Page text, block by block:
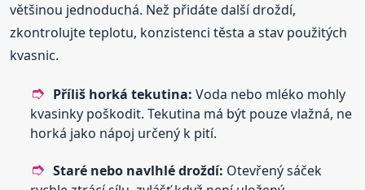
většinou jednoduchá. Než přidáte další droždí,
zkontrolujte teplotu, konzistenci těsta a stav použitých
kvasnic.
Příliš horká tekutina: Voda nebo mléko mohly
kvasinky poškodit. Tekutina má být pouze vlažná, ne
horká jako nápoj určený k pití.
Staré nebo navlhlé droždí: Otevřený sáček